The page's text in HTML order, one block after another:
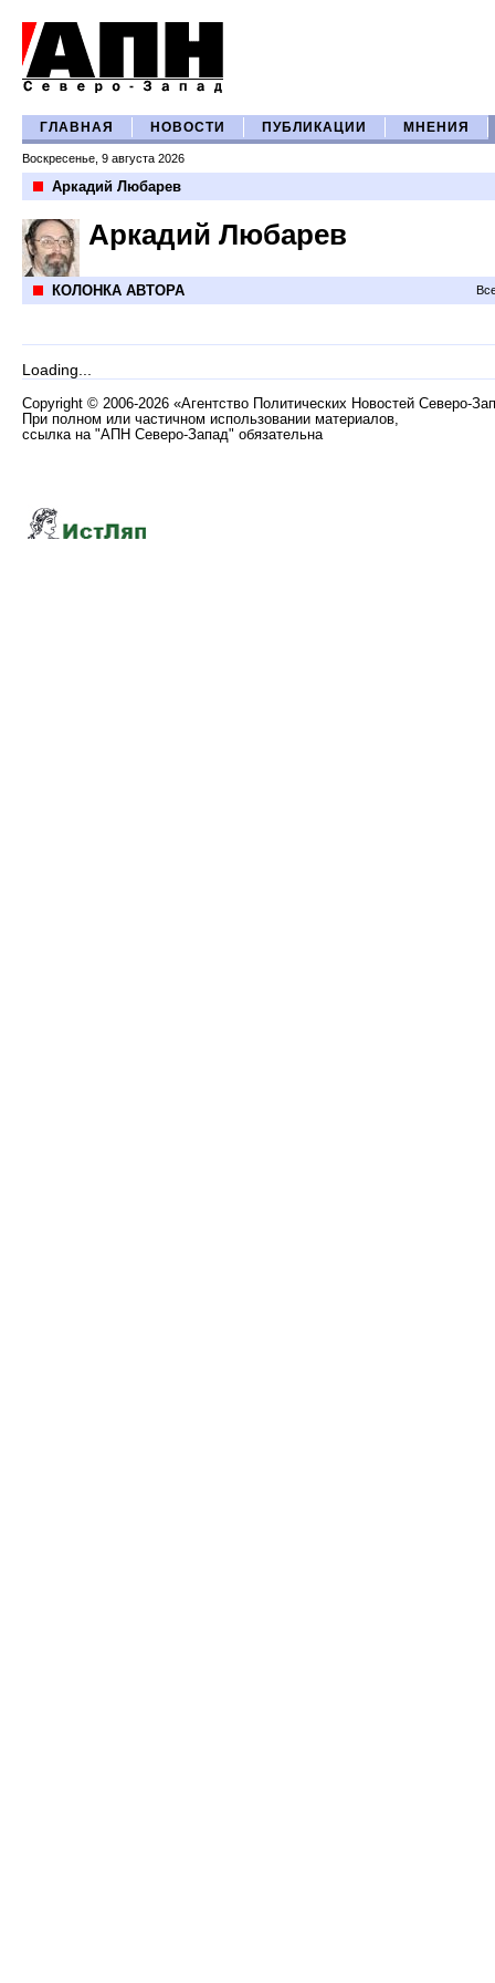
ГЛАВНАЯ НОВОСТИ ПУБЛИКАЦИИ МНЕНИЯ
Воскресенье, 9 августа 2026
Аркадий Любарев
Аркадий Любарев
КОЛОНКА АВТОРА
Loading...
Copyright © 2006-2026 «Агентство Политических Новостей Северо-
При полном или частичном использовании материалов,
ссылка на "АПН Северо-Запад" обязательна